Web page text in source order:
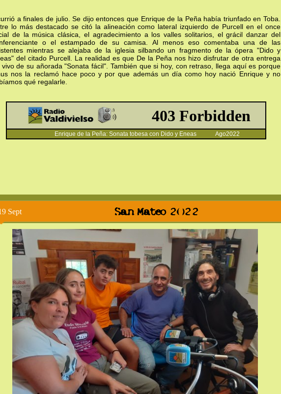
a finales de julio. Se dijo entonces que Enrique de la Peña había triunfado en Toba.
lo más destacado se citó la alineación como lateral izquierdo de Purcell en el once
de la música clásica, el agradecimiento a los valles solitarios, el grácil danzar del
o el estampado de su camisa. Al menos eso comentaba una de las
mientras se alejaba de la iglesia silbando un fragmento de la ópera "Dido y
del citado Purcell. La realidad es que De la Peña nos hizo disfrutar de otra entrega
vivo de su añorada "Sonata fácil". También que si hoy, con retraso, llega aquí es porque
nos la reclamó hace poco y por que además un día como hoy nació Enrique y no
qué regalarle.
Enrique de la Peña: Sonata tobesa con Dido y Eneas Ago2022
Sept San Mateo 2022